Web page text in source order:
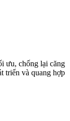
ưu, chống lại căng
triển và quang hợp